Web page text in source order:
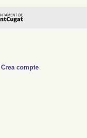
Crea compte